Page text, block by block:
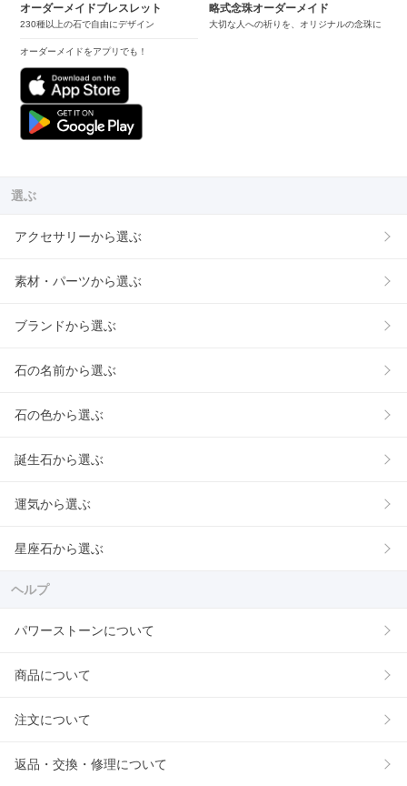
オーダーメイドブレスレット
230種以上の石で自由にデザイン
オーダーメイドをアプリでも！
略式念珠オーダーメイド
大切な人への祈りを、オリジナルの念珠に
選ぶ
アクセサリーから選ぶ
素材・パーツから選ぶ
ブランドから選ぶ
石の名前から選ぶ
石の色から選ぶ
誕生石から選ぶ
運気から選ぶ
星座石から選ぶ
ヘルプ
パワーストーンについて
商品について
注文について
返品・交換・修理について